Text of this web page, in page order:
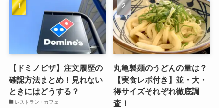
【ドミノピザ】注文履歴の
確認方法まとめ！見れない
ときにはどうする？
レストラン・カフェ
丸亀製麺のうどんの量は？
【実食レポ付き】並・大・
得サイズそれぞれ徹底調
査！